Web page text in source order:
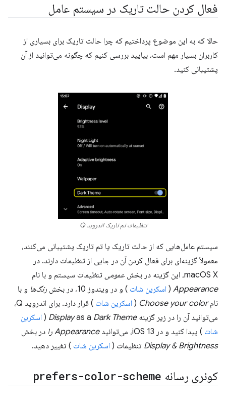
فعال کردن حالت تاریک در سیستم عامل
حالا که به این موضوع پرداختیم که چرا حالت تاریک برای بسیاری از
کاربران بسیار مهم است، بیایید بررسی کنیم که چگونه می‌توانید از آن
پشتیبانی کنید.
تنظیمات تم تاریک اندروید Q
سیستم عامل‌هایی که از حالت تاریک یا تم تاریک پشتیبانی می‌کنند،
معمولاً گزینه‌ای برای فعال کردن آن در جایی از تنظیمات دارند. در
macOS X، این گزینه در بخش
عمومی تنظیمات سیستم و با نام
Appearance
( اسکرین شات ) و در ویندوز 10، در بخش رنگ‌ها و با
نامChoose your color
( اسکرین شات
) قرار دارد. برای اندروید Q،
می‌توانید آن را در زیر گزینه
Displayas a Dark Theme
( اسکرین
شات ) پیدا کنید و در iOS 13، می‌توانید Appearance را
در بخش
Display & Brightness تنظیمات ( اسکرین شات ) تغییر دهید.
کوئری رسانه prefers-color-scheme